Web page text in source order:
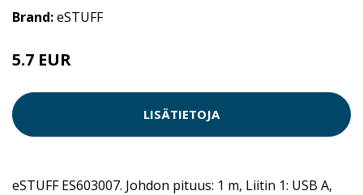
Brand:eSTUFF
5.7 EUR
LISÄTIETOJA
eSTUFF ES603007. Johdon pituus: 1 m, Liitin 1: USB A,